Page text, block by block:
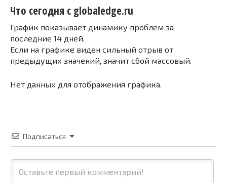
Что сегодня с globaledge.ru
График показывает динамику проблем за
последние 14 дней.
Если на графике виден сильный отрыв от
предыдущих значений, значит сбой массовый.
Нет данных для отображения графика.
Подписаться